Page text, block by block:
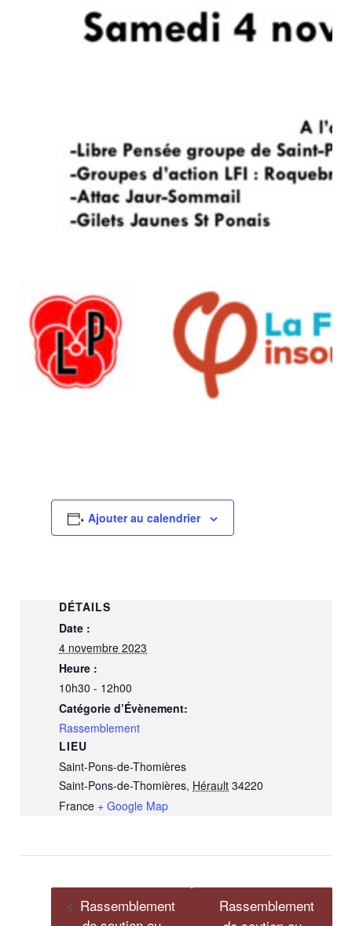
Ajouter au calendrier
DÉTAILS
Date :
4 novembre 2023
Heure :
10h30 - 12h00
Catégorie d’Évènement:
Rassemblement
LIEU
Saint-Pons-de-Thomières
Saint-Pons-de-Thomières, Hérault 34220
France + Google Map
Rassemblement
Rassemblement